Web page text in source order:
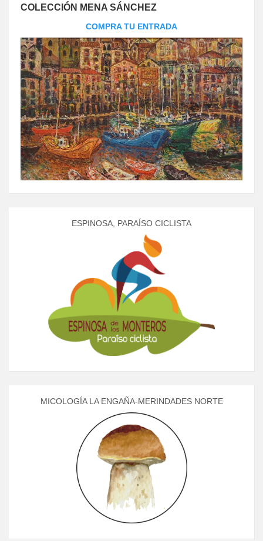
COLECCIÓN MENA SÁNCHEZ
COMPRA TU ENTRADA
ESPINOSA, PARAÍSO CICLISTA
MICOLOGÍA LA ENGAÑA-MERINDADES NORTE